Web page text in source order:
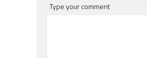
Type your comment